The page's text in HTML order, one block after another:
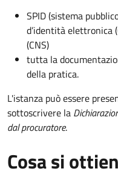
SPID (sistema
d’identità elettronica
(CNS)
tutta la
della pratica.
L'istanza può essere
sottoscrivere la
dal procuratore.
Cosa si